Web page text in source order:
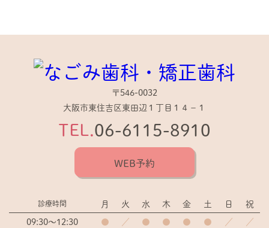
〒546-0032
大阪市東住吉区東田辺１丁目１４−１
TEL.06-6115-8910
WEB予約
診療時間 月 火 水 木 金 土 日
祝
09:30～12:30
● ／ ● ● ● ● ／
／